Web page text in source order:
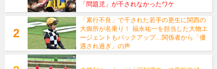
「問題児」が干されなかったワケ
「素行不良」で干された若手の更生に関西の
大御所が名乗り！ 福永祐一を担当した大物エ
ージェントもバックアップ…関係者から「優
遇され過ぎ」の声